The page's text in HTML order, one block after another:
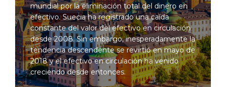
mundial por la eliminación total del dinero en
efectivo. Suecia ha registrado una caída
constante del valor del efectivo en circulación
desde 2008. Sin embargo, inesperadamente la
tendencia descendente se revirtió en mayo de
2018 y el efectivo en circulación ha venido
creciendo desde entonces.